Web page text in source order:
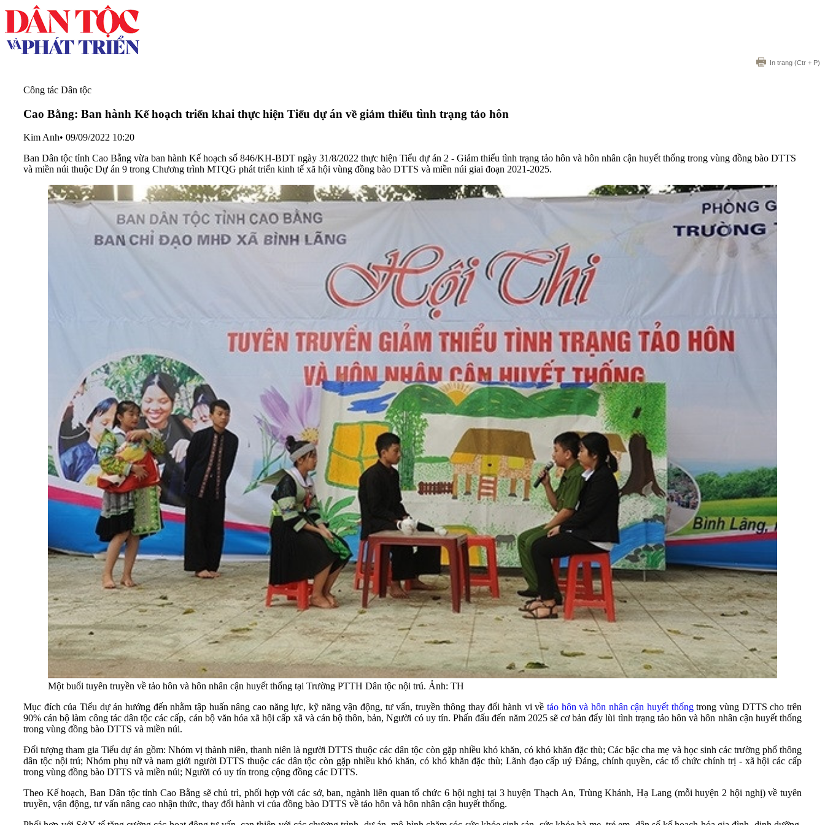
In trang (Ctr + P)
Công tác Dân tộc
Cao Bằng: Ban hành Kế hoạch triển khai thực hiện Tiểu dự án về giảm thiểu tình trạng tảo hôn
Kim Anh• 09/09/2022 10:20
Ban Dân tộc tỉnh Cao Bằng vừa ban hành Kế hoạch số 846/KH-BDT ngày 31/8/2022 thực hiện Tiểu dự án 2 - Giảm thiểu tình trạng tảo hôn và hôn nhân cận huyết thống trong vùng đồng bào DTTS
và miền núi thuộc Dự án 9 trong Chương trình MTQG phát triển kinh tế xã hội vùng đồng bào DTTS và miền núi giai đoạn 2021-2025.
Một buổi tuyên truyền về tảo hôn và hôn nhân cận huyết thống tại Trường PTTH Dân tộc nội trú. Ảnh: TH
Mục đích của Tiểu dự án hướng đến nhằm tập huấn nâng cao năng lực, kỹ năng vận động, tư vấn, truyền thông thay đổi hành vi về tảo hôn và hôn nhân cận huyết thốngtrong vùng DTTS cho trên
90% cán bộ làm công tác dân tộc các cấp, cán bộ văn hóa xã hội cấp xã và cán bộ thôn, bản, Người có uy tín. Phấn đấu đến năm 2025 sẽ cơ bản đẩy lùi tình trạng tảo hôn và hôn nhân cận huyết thống
trong vùng đồng bào DTTS và miền núi.
Đối tượng tham gia Tiểu dự án gồm: Nhóm vị thành niên, thanh niên là người DTTS thuộc các dân tộc còn gặp nhiều khó khăn, có khó khăn đặc thù; Các bậc cha mẹ và học sinh các trường phổ thông
dân tộc nội trú; Nhóm phụ nữ và nam giới người DTTS thuộc các dân tộc còn gặp nhiều khó khăn, có khó khăn đặc thù; Lãnh đạo cấp uỷ Đảng, chính quyền, các tổ chức chính trị - xã hội các cấp
trong vùng đồng bào DTTS và miền núi; Người có uy tín trong cộng đồng các DTTS.
Theo Kế hoạch, Ban Dân tộc tỉnh Cao Bằng sẽ chủ trì, phối hợp với các sở, ban, ngành liên quan tổ chức 6 hội nghị tại 3 huyện Thạch An, Trùng Khánh, Hạ Lang (mỗi huyện 2 hội nghị) về tuyên
truyền, vận động, tư vấn nâng cao nhận thức, thay đổi hành vi của đồng bào DTTS về tảo hôn và hôn nhân cận huyết thống.